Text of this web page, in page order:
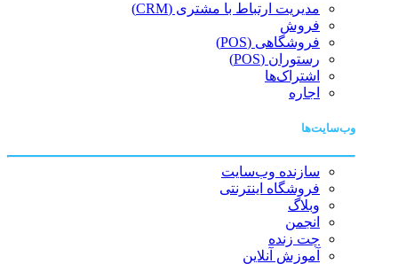
مدیریت ارتباط با مشتری (CRM)
فروش
فروشگاهی (POS)
رستوران (POS)
اشتراک‌ها
اجاره
وب‌سایت‌ها
سازنده وب‌سایت
فروشگاه اینترنتی
وبلاگ
انجمن
چت زنده
آموزش آنلاین